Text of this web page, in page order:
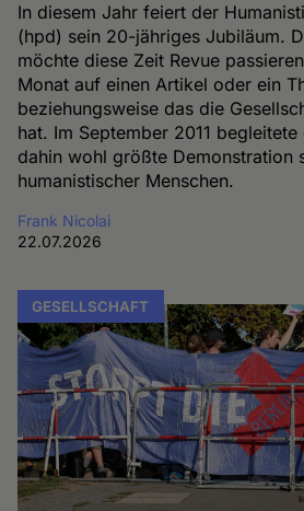
In diesem Jahr feiert der
(hpd) sein 20-jähriges Jubiläum.
möchte diese Zeit Revue
Monat auf einen Artikel oder ein
beziehungsweise das die
hat. Im September 2011
dahin wohl größte Demonstration
humanistischer Menschen.
Frank Nicolai
22.07.2026
GESELLSCHAFT